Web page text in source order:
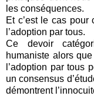
les conséquences.
Et c’est le cas
l’adoption par tous.
Ce devoir
humaniste alors
l’adoption par tous
un consensus
démontrent